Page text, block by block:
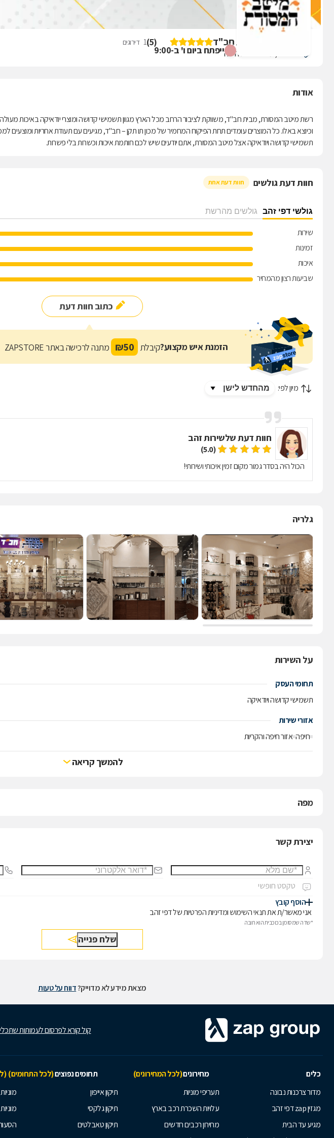
ייפתח ביום ו' ב-9:00
מיטב המסורת מבית חב"ד (
5
)
1 דירוגים
אודות
רשת מיטב המסורת, מבית חב"ד, משווקת לציבור הרחב מכל הארץ מגוון תשמישי קדושה ומוצרי יודאיקה באיכות מעולה
וכיוצא באלו. כל המוצרים עומדים תחת הפיקוח המחמיר של מכון תו תקן – חב"ד, מגיעים עם תעודת אחריות ומוצעים
תשמישי קדושה ויודאיקה אצל מיטב המסורת, אתם יודעים שיש לכם חותמת איכות וכשרות בלי פשרות.
חוות דעת גולשים חוות דעת אחת
גולשי דפי זהב גולשים מהרשת
שירות
זמינות
איכות
שביעות רצון מהמחיר
כתוב חוות דעת
הזמנת איש מקצוע?קיבלת 50
₪ מתנה לרכישה באתר ZAPSTORE
מיון לפי:
חוות דעת שלשירות זהב
(5.0)
הכול היה בסדר גמור מקום זמין איכותי ושירותי!
גלריה
על השירות
תחומי העסק
תשמישי קדושה ויודאיקה
אזורי שירות
חיפה אזור חיפה והקריות
להמשך קריאה
מפה
יצירת קשר
הוסף קובץ
אני מאשר/ת אתתנאי השימושומדיניות הפרטיותשל דפי זהב
*שדה שמסומן בכוכבית הוא חובה
מצאת מידע לא מדוייק?דווח על טעות
קול קורא לפרסום לעמותות
כלים מחירונים(לכל המחירונים) תחומים נפוצים(לכל התחומים)
מדור צרכנות נבונה
מגזין zap דפי זהב
מגיע עד הבית
תעריפי מוניות
עלויות השכרת רכב בארץ
מחירון רכבים חדשים
תיקון אייפון
תיקון גלקסי
תיקון טאבלטים
מוניות